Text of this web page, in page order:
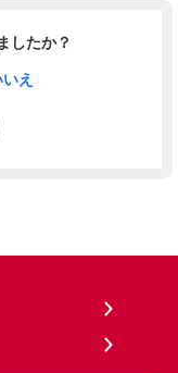
したか？
え